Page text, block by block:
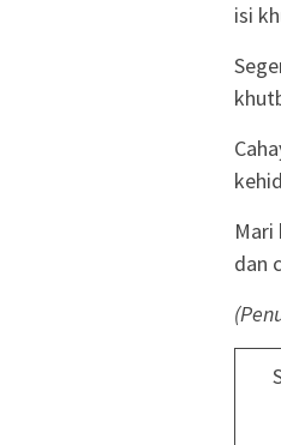
isi
dan